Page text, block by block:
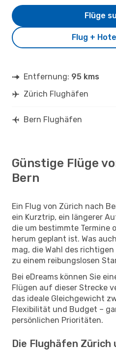
Flug +
Flüge
Entfernung: 95 kms
Zürich Flughäfen
Bern Flughäfen
Günstige Flüge
Bern
Ein Flug von Zürich nach
ein Kurztrip, ein längerer
die um bestimmte Termine
herum geplant ist. Was
mag, die Wahl des
zu einem reibungslosen
Bei eDreams können Sie
Flügen auf dieser Strecke
das ideale Gleichgewicht
Flexibilität und Budget –
persönlichen Prioritäten.
Die Flughäfen Zürich